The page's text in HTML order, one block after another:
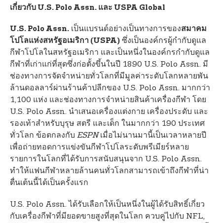
เกี่ยวกับ U.S. Polo Assn. และ USPA Global
U.S. Polo Assn. เป็นแบรนด์อย่างเป็นทางการของสมาคม
โปโลแห่งสหรัฐอเมริกา (USPA) ซึ่งเป็นองค์กรผู้กำกับดูแล
กีฬาโปโลในสหรัฐอเมริกา และเป็นหนึ่งในองค์กรกำกับดูแล
กีฬาที่เก่าแก่ที่สุดซึ่งก่อตั้งขึ้นในปี 1890 U.S. Polo Assn. มี
ช่องทางการจัดจำหน่ายทั่วโลกที่มีมูลค่าระดับโลกหลายพัน
ล้านดอลลาร์ผ่านร้านค้าปลีกของ U.S. Polo Assn. มากกว่า
1,100 แห่ง และช่องทางการจำหน่ายสินค้าเครื่องกีฬา โดย
U.S. Polo Assn. นำเสนอเครื่องแต่งกาย เครื่องประดับ และ
รองเท้าสำหรับบุรุษ สตรี และเด็ก ในมากกว่า 190 ประเทศ
ทั่วโลก ข้อตกลงกับ ESPNเมื่อไม่นานมานี้เป็นเวลาหลายปี
เพื่อถ่ายทอดการแข่งขันกีฬาโปโลระดับพรีเมียร์หลาย
รายการในโลกที่ได้รับการสนับสนุนจาก U.S. Polo Assn.
ทําให้แฟนกีฬาหลายล้านคนทั่วโลกสามารถเข้าถึงกีฬาที่น่า
ตื่นเต้นนี้ได้เป็นครั้งแรก
U.S. Polo Assn. ได้รับเลือกให้เป็นหนึ่งในผู้ได้รับสิทธิ์เกี่ยว
กับเครื่องกีฬาที่มียอดขายสูงที่สุดในโลก ควบคู่ไปกับ NFL,